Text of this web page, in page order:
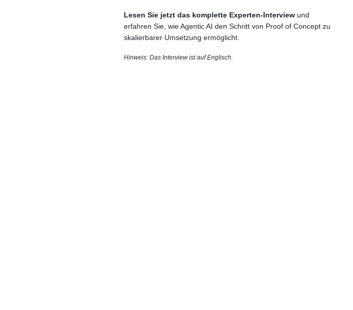
Lesen Sie jetzt das komplette Experten-Interview und
erfahren Sie, wie Agentic AI den Schritt von Proof of Concept zu
skalierbarer Umsetzung ermöglicht.
Hinweis: Das Interview ist auf Englisch.